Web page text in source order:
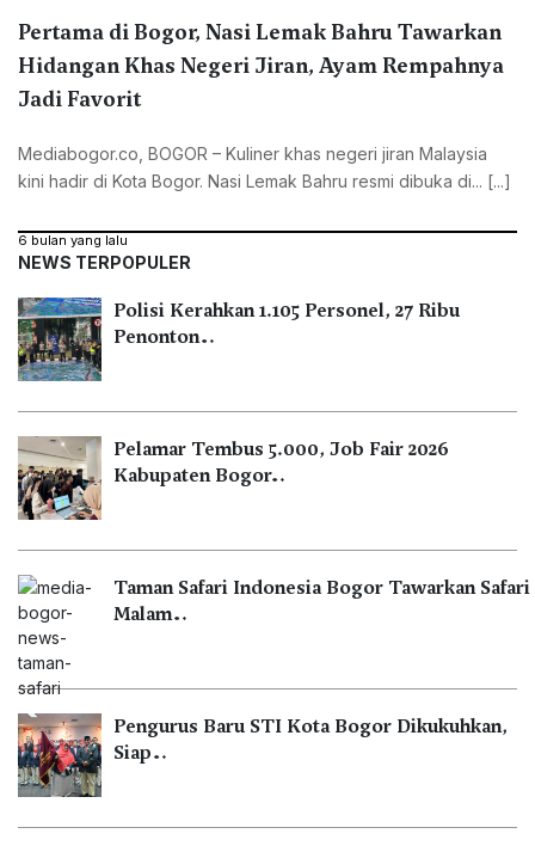
Pertama di Bogor, Nasi Lemak Bahru Tawarkan
Hidangan Khas Negeri Jiran, Ayam Rempahnya
Jadi Favorit
Mediabogor.co, ‎BOGOR – Kuliner khas negeri jiran Malaysia
kini hadir di Kota Bogor. Nasi Lemak Bahru resmi dibuka di... [...]
6 bulan yang lalu
NEWS TERPOPULER
Polisi Kerahkan 1.105 Personel, 27 Ribu
Penonton…
Pelamar Tembus 5.000, Job Fair 2026
Kabupaten Bogor…
Taman Safari Indonesia Bogor Tawarkan Safari
Malam…
Pengurus Baru STI Kota Bogor Dikukuhkan,
Siap…